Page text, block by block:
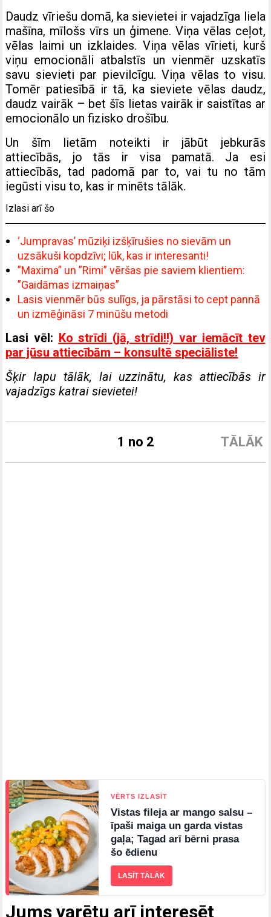
Daudz vīriešu domā, ka sievietei ir vajadzīga liela
mašīna, mīlošs vīrs un ģimene. Viņa vēlas ceļot,
vēlas laimi un izklaides. Viņa vēlas vīrieti, kurš
viņu emocionāli atbalstīs un vienmēr uzskatīs
savu sievieti par pievilcīgu. Viņa vēlas to visu.
Tomēr patiesībā ir tā, ka sieviete vēlas daudz,
daudz vairāk – bet šīs lietas vairāk ir saistītas ar
emocionālo un fizisko drošību.
Un šīm lietām noteikti ir jābūt jebkurās
attiecībās, jo tās ir visa pamatā. Ja esi
attiecībās, tad padomā par to, vai tu no tām
iegūsti visu to, kas ir minēts tālāk.
Izlasi arī šo
‘Jumpravas’ mūziķi izšķīrušies no sievām un
uzsākuši kopdzīvi; lūk, kas ir interesanti!
”Maxima” un ”Rimi” vēršas pie saviem klientiem:
”Gaidāmas izmaiņas”
Lasis vienmēr būs sulīgs, ja pārstāsi to cept pannā
un izmēģināsi 7 minūšu metodi
Lasi vēl: Ko strīdi (jā, strīdi!!) var iemācīt tev
par jūsu attiecībām – konsultē speciāliste!
Šķir lapu tālāk, lai uzzinātu, kas attiecībās ir
vajadzīgs katrai sievietei!
TĀLĀK
1 no 2
Jums varētu arī interesēt
VĒRTS IZLASĪT
Vistas fileja ar mango salsu –
īpaši maiga un garda vistas
gaļa; Tagad arī bērni prasa
šo ēdienu
LASĪT TĀLĀK